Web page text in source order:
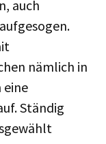
auch
nämlich in
eine
Ständig